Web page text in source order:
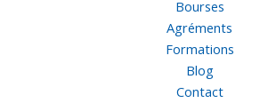
Bourses
Agréments
Formations
Blog
Contact